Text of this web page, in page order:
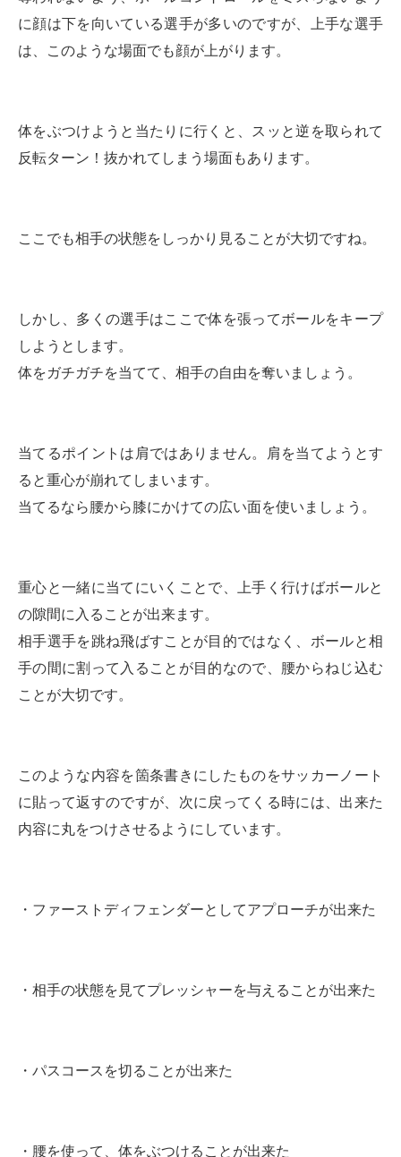
に顔は下を向いている選手が多いのですが、上手な選手
は、このような場面でも顔が上がります。
体をぶつけようと当たりに行くと、スッと逆を取られて
反転ターン！抜かれてしまう場面もあります。
ここでも相手の状態をしっかり見ることが大切ですね。
しかし、多くの選手はここで体を張ってボールをキープ
しようとします。
体をガチガチを当てて、相手の自由を奪いましょう。
当てるポイントは肩ではありません。肩を当てようとす
ると重心が崩れてしまいます。
当てるなら腰から膝にかけての広い面を使いましょう。
重心と一緒に当てにいくことで、上手く行けばボールと
の隙間に入ることが出来ます。
相手選手を跳ね飛ばすことが目的ではなく、ボールと相
手の間に割って入ることが目的なので、腰からねじ込む
ことが大切です。
このような内容を箇条書きにしたものをサッカーノート
に貼って返すのですが、次に戻ってくる時には、出来た
内容に丸をつけさせるようにしています。
・ファーストディフェンダーとしてアプローチが出来た
・相手の状態を見てプレッシャーを与えることが出来た
・パスコースを切ることが出来た
・腰を使って、体をぶつけることが出来た